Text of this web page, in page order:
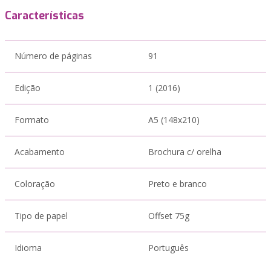
Características
Número de páginas 91
Edição 1 (2016)
Formato A5 (148x210)
Acabamento Brochura c/ orelha
Coloração Preto e branco
Tipo de papel Offset 75g
Idioma Português